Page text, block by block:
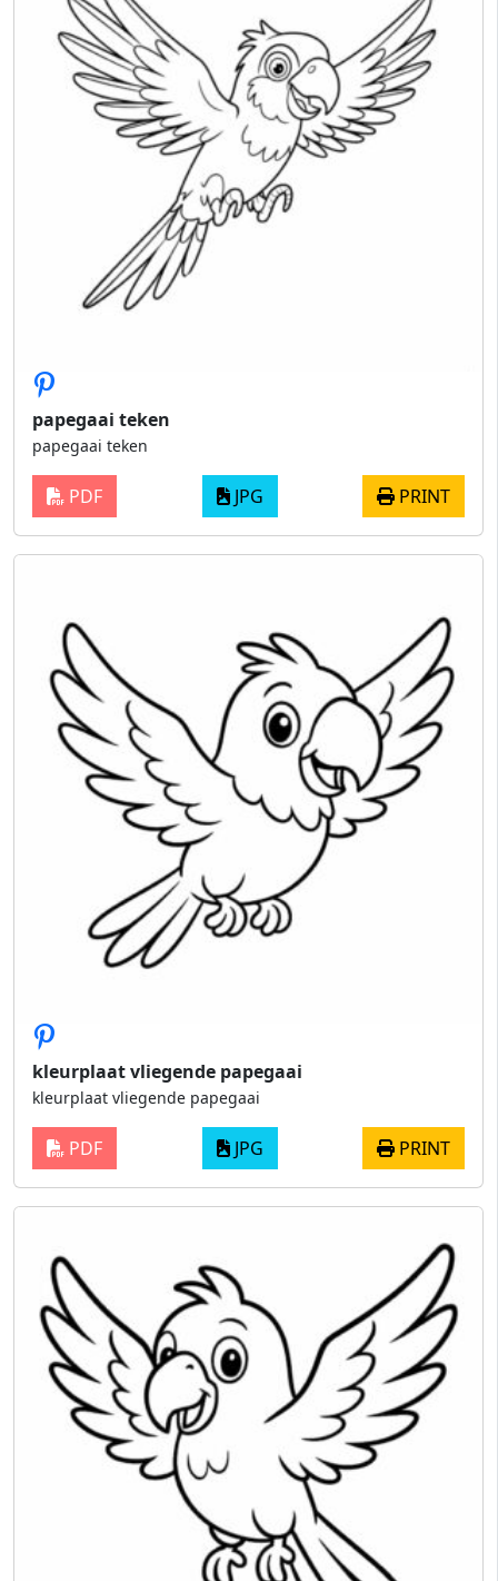
papegaai teken
papegaai teken
PDF JPG PRINT
kleurplaat vliegende papegaai
kleurplaat vliegende papegaai
PDF JPG PRINT